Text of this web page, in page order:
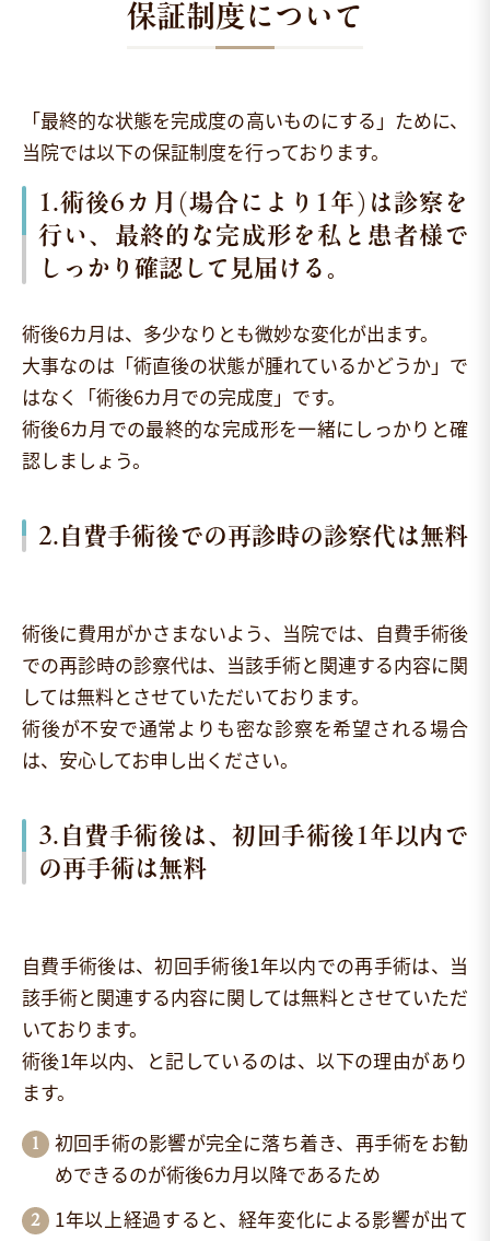
保証制度について
「最終的な状態を完成度の高いものにする」ために、
当院では以下の保証制度を行っております。
1.術後6カ月(場合により1年)は診察を
行い、最終的な完成形を私と患者様で
しっかり確認して見届ける。
術後6カ月は、多少なりとも微妙な変化が出ます。
大事なのは「術直後の状態が腫れているかどうか」で
はなく「術後6カ月での完成度」です。
術後6カ月での最終的な完成形を一緒にしっかりと確
認しましょう。
2.自費手術後での再診時の診察代は無料
術後に費用がかさまないよう、当院では、自費手術後
での再診時の診察代は、当該手術と関連する内容に関
しては無料とさせていただいております。
術後が不安で通常よりも密な診察を希望される場合
は、安心してお申し出ください。
3.自費手術後は、初回手術後1年以内で
の再手術は無料
自費手術後は、初回手術後1年以内での再手術は、当
該手術と関連する内容に関しては無料とさせていただ
いております。
術後1年以内、と記しているのは、以下の理由があり
ます。
初回手術の影響が完全に落ち着き、再手術をお勧
めできるのが術後6カ月以降であるため
1年以上経過すると、経年変化による影響が出て